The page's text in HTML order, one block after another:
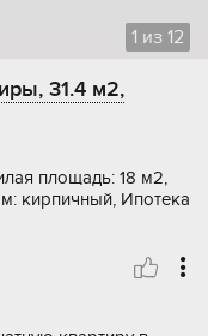
1 из 12
31.4 м2,
площадь: 18 м2,
кирпичный, Ипотека